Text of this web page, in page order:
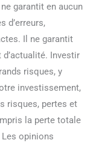
garantit en aucun
d’erreurs,
Il ne garantit
Investir
risques, y
investissement,
risques, pertes et
la perte totale
opinions